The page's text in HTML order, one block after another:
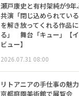
瀬戸康史と有村架純が9年
共演「閉じ込められてい
を解き放ってくれる作品
る」 舞台「キュー」【
ビュー】
2026.07.31 08:00
リトアニアの手仕事の魅
京都庭園美術館で展覧会